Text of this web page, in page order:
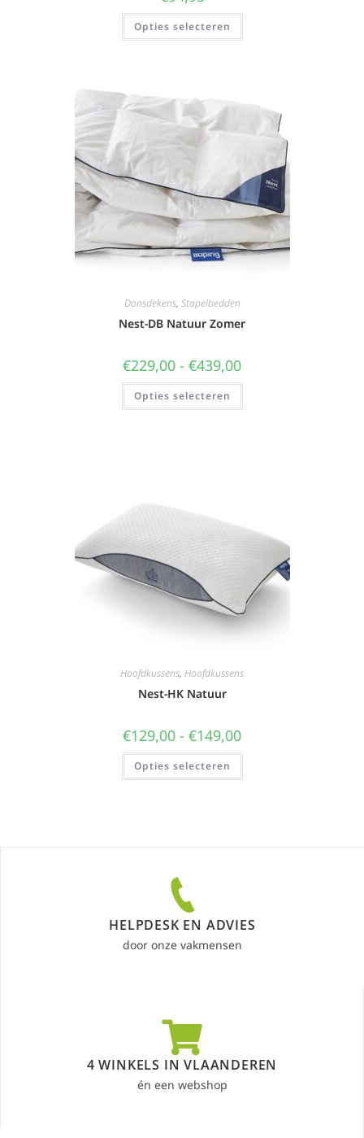
Opties selecteren
Donsdekens, Stapelbedden
Nest-DB Natuur Zomer
€229,00 - €439,00
Opties selecteren
Hoofdkussens, Hoofdkussens
Nest-HK Natuur
€129,00 - €149,00
Opties selecteren
HELPDESK EN ADVIES
door onze vakmensen
4 WINKELS IN VLAANDEREN
én een webshop